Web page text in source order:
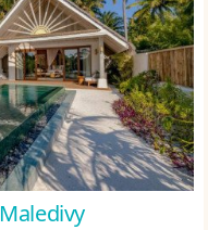
Maledivy